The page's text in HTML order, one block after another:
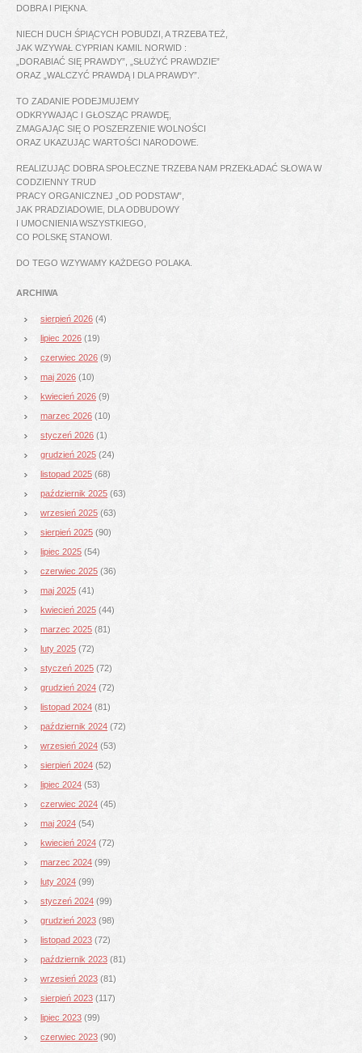
DOBRA I PIĘKNA.
NIECH DUCH ŚPIĄCYCH POBUDZI, A TRZEBA TEŻ,
JAK WZYWAŁ CYPRIAN KAMIL NORWID :
„DORABIAĆ SIĘ PRAWDY”, „SŁUŻYĆ PRAWDZIE”
ORAZ „WALCZYĆ PRAWDĄ I DLA PRAWDY”.
TO ZADANIE PODEJMUJEMY
ODKRYWAJĄC I GŁOSZĄC PRAWDĘ,
ZMAGAJĄC SIĘ O POSZERZENIE WOLNOŚCI
ORAZ UKAZUJĄC WARTOŚCI NARODOWE.
REALIZUJĄC DOBRA SPOŁECZNE TRZEBA NAM PRZEKŁADAĆ SŁOWA W
CODZIENNY TRUD
PRACY ORGANICZNEJ „OD PODSTAW”,
JAK PRADZIADOWIE, DLA ODBUDOWY
I UMOCNIENIA WSZYSTKIEGO,
CO POLSKĘ STANOWI.
DO TEGO WZYWAMY KAŻDEGO POLAKA.
ARCHIWA
sierpień 2026 (4)
lipiec 2026 (19)
czerwiec 2026 (9)
maj 2026 (10)
kwiecień 2026 (9)
marzec 2026 (10)
styczeń 2026 (1)
grudzień 2025 (24)
listopad 2025 (68)
październik 2025 (63)
wrzesień 2025 (63)
sierpień 2025 (90)
lipiec 2025 (54)
czerwiec 2025 (36)
maj 2025 (41)
kwiecień 2025 (44)
marzec 2025 (81)
luty 2025 (72)
styczeń 2025 (72)
grudzień 2024 (72)
listopad 2024 (81)
październik 2024 (72)
wrzesień 2024 (53)
sierpień 2024 (52)
lipiec 2024 (53)
czerwiec 2024 (45)
maj 2024 (54)
kwiecień 2024 (72)
marzec 2024 (99)
luty 2024 (99)
styczeń 2024 (99)
grudzień 2023 (98)
listopad 2023 (72)
październik 2023 (81)
wrzesień 2023 (81)
sierpień 2023 (117)
lipiec 2023 (99)
czerwiec 2023 (90)